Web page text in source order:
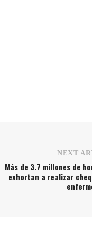
NEXT
Más de 3.7 millones de
exhortan a realizar